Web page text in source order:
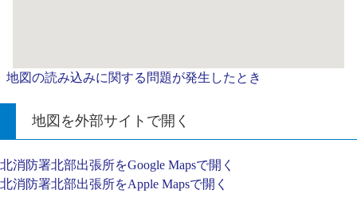
地図の読み込みに関する問題が発生したとき
地図を外部サイトで開く
北消防署北部出張所をGoogle Mapsで開く
北消防署北部出張所をApple Mapsで開く